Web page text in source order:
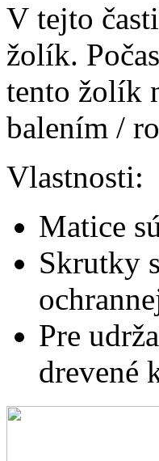
V tejto
žolík.
tento žolík
balením /
Vlastnosti:
Matice
Skrutky
Pre
drevené